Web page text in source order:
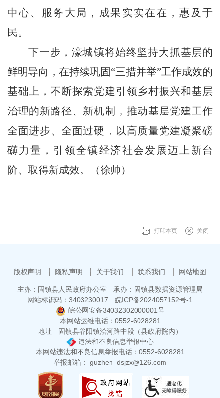
中心、服务大局，成果实实在在，惠及于
民。
下一步，濠城镇将始终坚持大抓基层的
鲜明导向，在持续巩固 “三措并举”工作成效的
基础上，不断探索党建引领乡村振兴和基层
治理的新路径、新机制，推动基层党建工作
全面进步、全面过硬，以高质量党建凝聚磅
礴力量，引领全镇经济社会发展迈上新台
阶、取得新成效。（徐帅）
打印本页 关闭
版权声明 隐私声明 关于我们 联系我们 网站地图
主办：固镇县人民政府办公室
承办：固镇县数据资源管理局
网站标识码：3403230017
皖ICP备2024057152号-1
皖公网安备34032302000001号
本网站运维电话：0552-6028281
地址：固镇县谷阳镇浍河路中段（县政府院内）
违法和不良信息举报中心
本网站违法和不良信息举报电话：0552-6028281
举报邮箱： guzhen_dsjzx@126.com